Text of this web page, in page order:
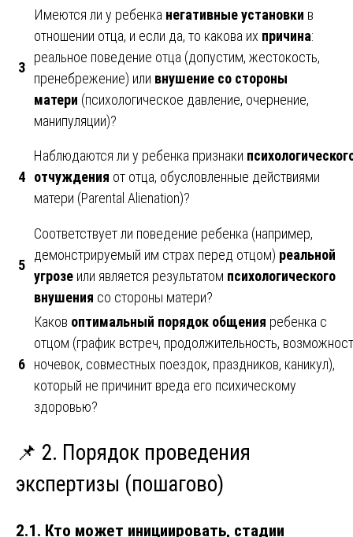
3
Имеются ли у ребенка негативные установки в
отношении отца, и если да, то какова их причина:
реальное поведение отца (допустим, жестокость,
пренебрежение) или внушение со стороны
матери (психологическое давление, очернение,
манипуляции)?
4
Наблюдаются ли у ребенка признаки
отчуждения от отца, обусловленные действиями
матери (Parental Alienation)?
5
Соответствует ли поведение ребенка (например,
демонстрируемый им страх перед отцом) реальной
угрозе или является результатом психологического
внушения со стороны матери?
6
Каков оптимальный порядок общения ребенка с
отцом (график встреч, продолжительность,
ночевок, совместных поездок, праздников, каникул),
который не причинит вреда его психическому
здоровью?
📌 2. Порядок проведения
экспертизы (пошагово)
2.1. Кто может инициировать, стадии